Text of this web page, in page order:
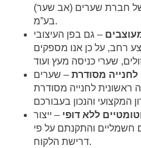
חברת שערים (אב שער)
בע”מ.
– גם בפן העיצובי
רחב, על כן אנו מספקים
מסודרת – שערים
ראשונית לחנייה מסודרת
ללא דופי – ייצור
חשמליים והתקנתם על פי
דרישת הלקוח.